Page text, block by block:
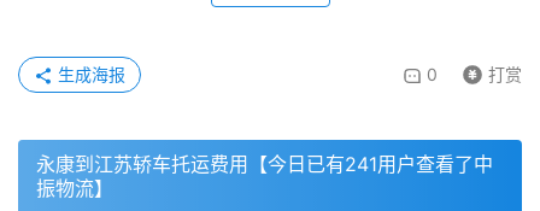
0 打赏
生成海报
永康到江苏轿车托运费用【今日已有241用户查看了中
振物流】